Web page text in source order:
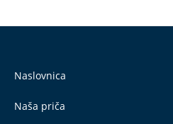
Naslovnica
Naša priča